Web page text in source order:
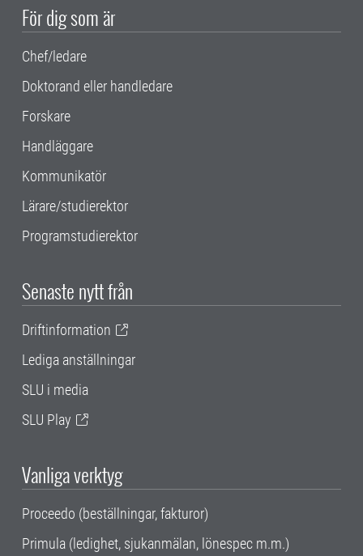
För dig som är
Chef/ledare
Doktorand eller handledare
Forskare
Handläggare
Kommunikatör
Lärare/studierektor
Programstudierektor
Senaste nytt från
Driftinformation
Lediga anställningar
SLU i media
SLU Play
Vanliga verktyg
Proceedo (beställningar, fakturor)
Primula (ledighet, sjukanmälan, lönespec m.m.)